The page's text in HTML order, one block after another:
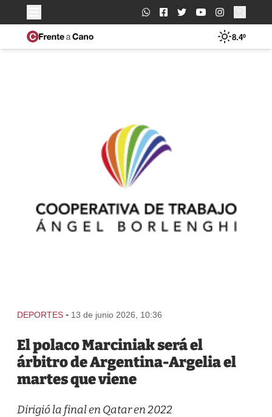
Buscar:
8.4º
DEPORTES - 13 de junio 2026, 10:36
El polaco Marciniak será el
árbitro de Argentina-Argelia el
martes que viene
Dirigió la final en Qatar en 2022